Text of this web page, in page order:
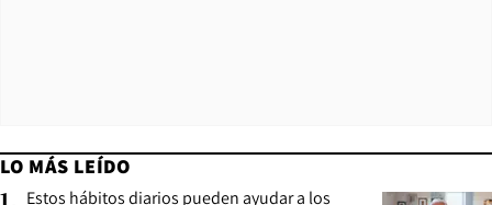
LO MÁS LEÍDO
Estos hábitos diarios pueden ayudar a los